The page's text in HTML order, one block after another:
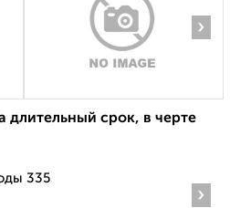
›
срок, в черте
335
›